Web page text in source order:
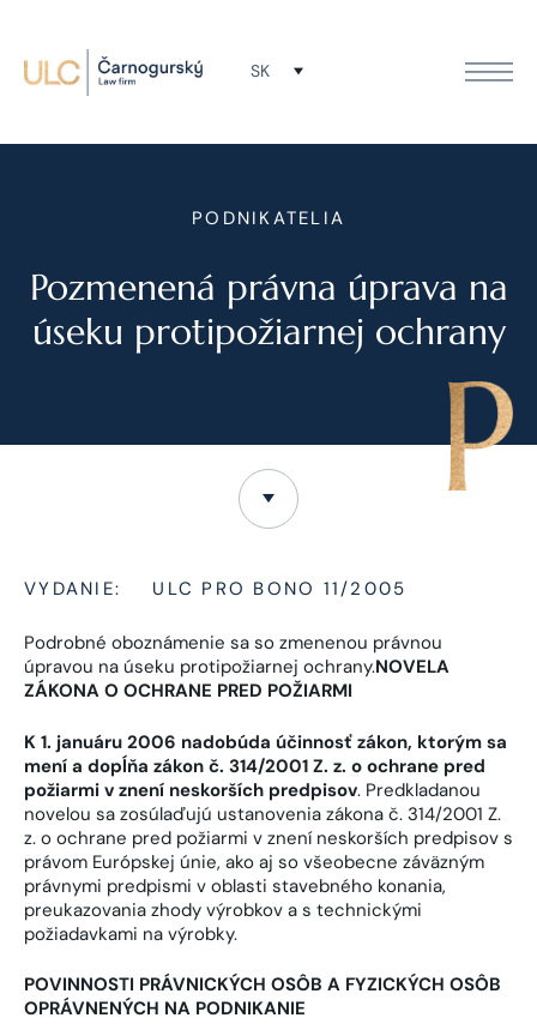
SK
PODNIKATELIA
Pozmenená právna úprava na
úseku protipožiarnej ochrany
VYDANIE: ULC PRO BONO 11/2005
Podrobné oboznámenie sa so zmenenou právnou
úpravou na úseku protipožiarnej ochrany.NOVELA
ZÁKONA O OCHRANE PRED POŽIARMI
K 1. januáru 2006 nadobúda účinnosť zákon, ktorým sa
mení a dopĺňa zákon č. 314/2001 Z. z. o ochrane pred
požiarmi v znení neskorších predpisov. Predkladanou
novelou sa zosúlaďujú ustanovenia zákona č. 314/2001 Z.
z. o ochrane pred požiarmi v znení neskorších predpisov s
právom Európskej únie, ako aj so všeobecne záväzným
právnymi predpismi v oblasti stavebného konania,
preukazovania zhody výrobkov a s technickými
požiadavkami na výrobky.
POVINNOSTI PRÁVNICKÝCH OSÔB A FYZICKÝCH OSÔB
OPRÁVNENÝCH NA PODNIKANIE